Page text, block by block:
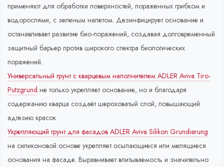
применяют для обработки поверхностей, пораженных грибком и
водорослями, с зеленым налетом. Дезинфицирует основание и
останавливает развитие био-поражений, создавая долговременный
защитный барьер против широкого спектра биологических
поражений.
Универсальный грунт с кварцевым наполнителем ADLER Aviva Tiro-
Putzgrund не только укрепляет основание, но и благодаря
содержанию кварца создаёт шероховатый слой, повышающий
адгезию красок.
Укрепляющий грунт для фасадов ADLER Aviva Silikon Grundierung
на силиконовой основе укрепляет осыпающиеся или мелящиеся
основания на фасаде. Выравнивает впитываемость и значительно